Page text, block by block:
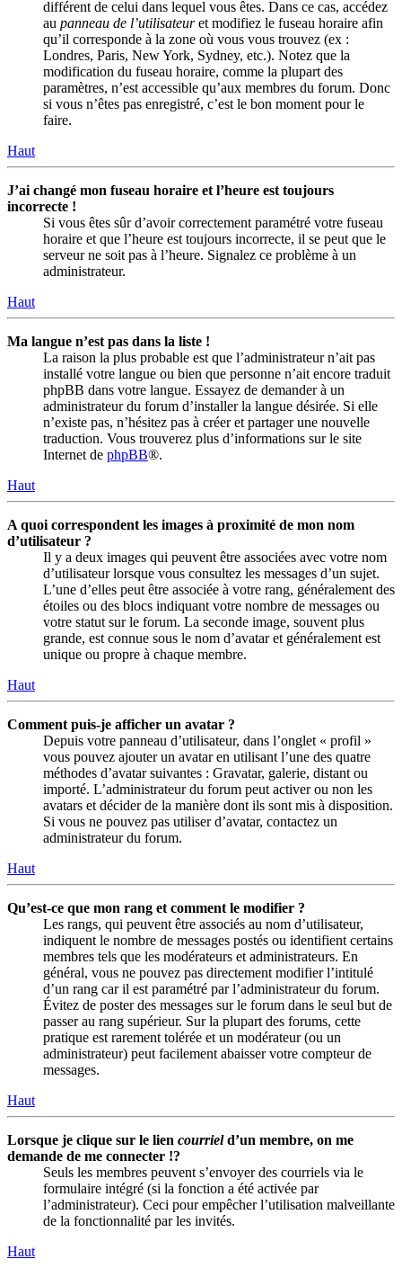
différent de celui dans lequel vous êtes. Dans ce cas, accédez
au panneau de l’utilisateuret modifiez le fuseau horaire afin
qu’il corresponde à la zone où vous vous trouvez (ex :
Londres, Paris, New York, Sydney, etc.). Notez que la
modification du fuseau horaire, comme la plupart des
paramètres, n’est accessible qu’aux membres du forum. Donc
si vous n’êtes pas enregistré, c’est le bon moment pour le
faire.
Haut
J’ai changé mon fuseau horaire et l’heure est toujours
incorrecte !
Si vous êtes sûr d’avoir correctement paramétré votre fuseau
horaire et que l’heure est toujours incorrecte, il se peut que le
serveur ne soit pas à l’heure. Signalez ce problème à un
administrateur.
Haut
Ma langue n’est pas dans la liste !
La raison la plus probable est que l’administrateur n’ait pas
installé votre langue ou bien que personne n’ait encore traduit
phpBB dans votre langue. Essayez de demander à un
administrateur du forum d’installer la langue désirée. Si elle
n’existe pas, n’hésitez pas à créer et partager une nouvelle
traduction. Vous trouverez plus d’informations sur le site
Internet de phpBB®.
Haut
A quoi correspondent les images à proximité de mon nom
d’utilisateur ?
Il y a deux images qui peuvent être associées avec votre nom
d’utilisateur lorsque vous consultez les messages d’un sujet.
L’une d’elles peut être associée à votre rang, généralement des
étoiles ou des blocs indiquant votre nombre de messages ou
votre statut sur le forum. La seconde image, souvent plus
grande, est connue sous le nom d’avatar et généralement est
unique ou propre à chaque membre.
Haut
Comment puis-je afficher un avatar ?
Depuis votre panneau d’utilisateur, dans l’onglet « profil »
vous pouvez ajouter un avatar en utilisant l’une des quatre
méthodes d’avatar suivantes : Gravatar, galerie, distant ou
importé. L’administrateur du forum peut activer ou non les
avatars et décider de la manière dont ils sont mis à disposition.
Si vous ne pouvez pas utiliser d’avatar, contactez un
administrateur du forum.
Haut
Qu’est-ce que mon rang et comment le modifier ?
Les rangs, qui peuvent être associés au nom d’utilisateur,
indiquent le nombre de messages postés ou identifient certains
membres tels que les modérateurs et administrateurs. En
général, vous ne pouvez pas directement modifier l’intitulé
d’un rang car il est paramétré par l’administrateur du forum.
Évitez de poster des messages sur le forum dans le seul but de
passer au rang supérieur. Sur la plupart des forums, cette
pratique est rarement tolérée et un modérateur (ou un
administrateur) peut facilement abaisser votre compteur de
messages.
Haut
Lorsque je clique sur le lien courrield’un membre, on me
demande de me connecter !?
Seuls les membres peuvent s’envoyer des courriels via le
formulaire intégré (si la fonction a été activée par
l’administrateur). Ceci pour empêcher l’utilisation malveillante
de la fonctionnalité par les invités.
Haut